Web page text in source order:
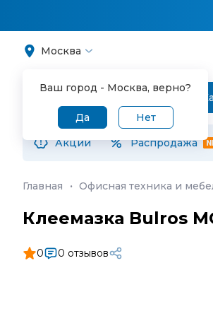
Москва
Ваш город - Москва, верно?
Да Нет
Акции Распродажа
Главная · Офисная техника и
Клеемазка Bulros
0 0 отзывов